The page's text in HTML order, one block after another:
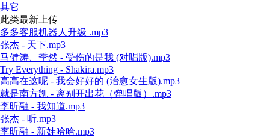
其它
此类最新上传
多多客服机器人升级 .mp3
张杰 - 天下.mp3
马健涛、季然 - 受伤的是我 (对唱版).mp3
Try Everything - Shakira.mp3
高高在这呢 - 我会好好的 (治愈女生版).mp3
就是南方凯 - 离别开出花（弹唱版）.mp3
李昕融 - 我知道.mp3
张杰 - 听.mp3
李昕融 - 新娃哈哈.mp3